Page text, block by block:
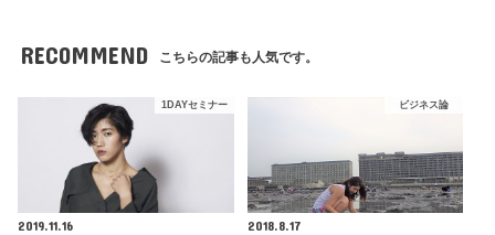
RECOMMEND こちらの記事も人気です。
1DAYセミナー
2019.11.16
ビジネス論
2018.8.17